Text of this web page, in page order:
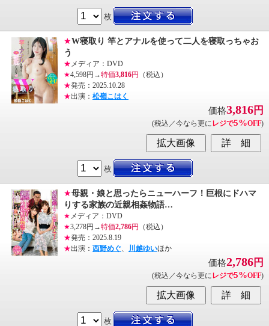
枚
★W寝取り 竿とアナルを使って二人を寝取っちゃお
う
★ メディア：DVD
★4,598円→特価3,816円
（税込）
★発売：2025.10.28
★出演： 松嶺こはく
価格3,816円
(税込／今なら更に レジで5%OFF)
枚
★母親・娘と思ったらニューハーフ！巨根にドハマ
りする家族の近親相姦物語…
★ メディア：DVD
★3,278円→特価2,786円
（税込）
★発売：2025.8.19
★出演： 西野めぐ、 川越ゆいほか
価格2,786円
(税込／今なら更に レジで5%OFF)
枚